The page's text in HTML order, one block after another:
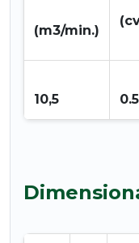
(m3/min.)
10,5